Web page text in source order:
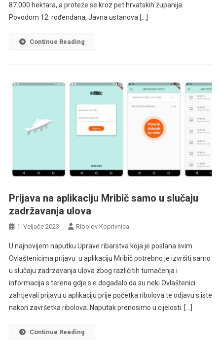
87.000 hektara, a proteže se kroz pet hrvatskih županija.
Povodom 12. rođendana, Javna ustanova […]
Continue Reading
Prijava na aplikaciju Mribič samo u slučaju
zadržavanja ulova
1. Veljače 2023. Ribolov Koprivnica
U najnovijem naputku Uprave ribarstva koja je poslana svim
Ovlaštenicima prijavu u aplikaciju Mribič potrebno je izvršiti samo
u slučaju zadrzavanja ulova zbog različitih tumačenja i
informacija s terena gdje s e događalo da su neki Ovlaštenici
zahtjevali prijavu u aplikaciju prije početka ribolova te odjavu s iste
nakon završetka ribolova. Naputak prenosimo u cijelosti. […]
Continue Reading